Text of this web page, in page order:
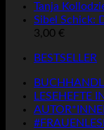
Tanja
Sibel Schick:
3,00 €
BESTSELLER
LESEHEFTE